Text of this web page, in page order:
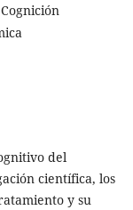
del
científica, los
y su